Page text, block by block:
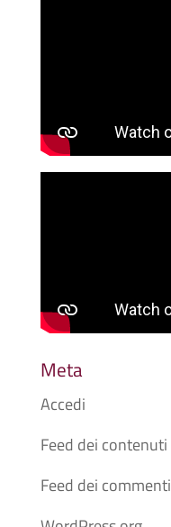
Meta
Accedi
Feed dei contenuti
Feed dei commenti